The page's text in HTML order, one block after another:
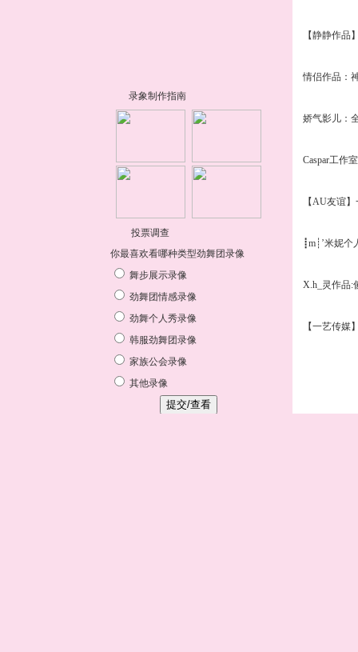
【静静作品
情侣作品：
娇气影儿：
Caspar工作
【AU友谊
┋m┊’米妮个
X.h_灵作品:
【一艺传媒